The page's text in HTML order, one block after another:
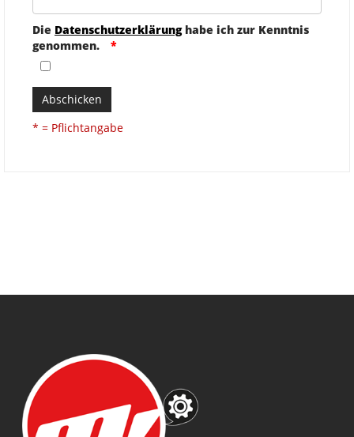
Die Datenschutzerklärunghabe ich zur Kenntnis
genommen.
Abschicken
* = Pflichtangabe